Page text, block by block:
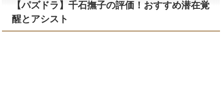
【パズドラ】千石撫子の評価！おすすめ潜在覚
醒とアシスト